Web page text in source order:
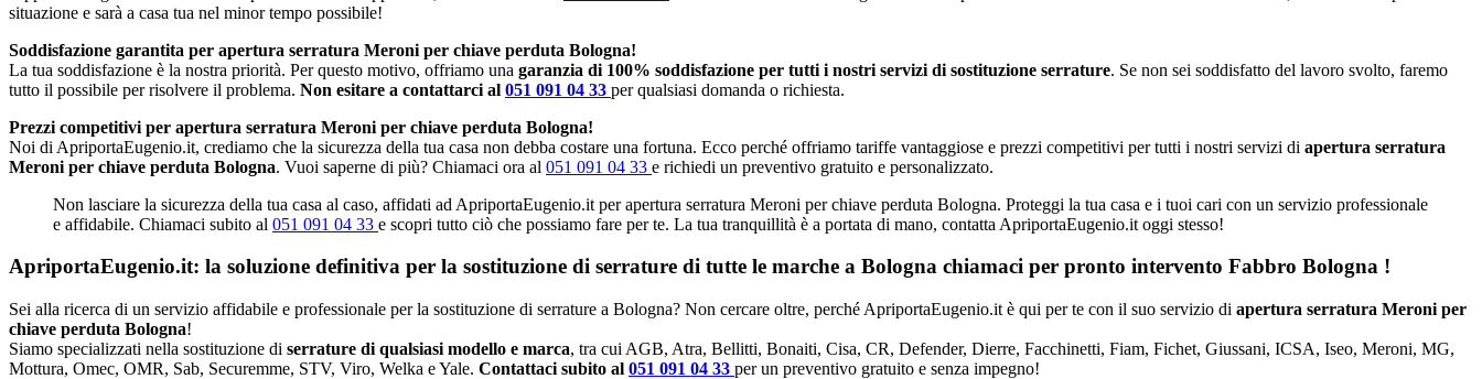
situazione e sarà a casa tua nel minor tempo possibile!
Soddisfazione garantita per apertura serratura Meroni per chiave perduta Bologna!
La tua soddisfazione è la nostra priorità. Per questo motivo, offriamo una garanzia di 100% soddisfazione per tutti i nostri servizi di sostituzione serrature. Se non sei soddisfatto del lavoro svolto, faremo
tutto il possibile per risolvere il problema. Non esitare a contattarci al 051 091 04 33 per qualsiasi domanda o richiesta.
Prezzi competitivi per apertura serratura Meroni per chiave perduta Bologna!
Noi di ApriportaEugenio.it, crediamo che la sicurezza della tua casa non debba costare una fortuna. Ecco perché offriamo tariffe vantaggiose e prezzi competitivi per tutti i nostri servizi di apertura serratura
Meroni per chiave perduta Bologna. Vuoi saperne di più? Chiamaci ora al 051 091 04 33 e richiedi un preventivo gratuito e personalizzato.
Non lasciare la sicurezza della tua casa al caso, affidati ad ApriportaEugenio.it per apertura serratura Meroni per chiave perduta Bologna. Proteggi la tua casa e i tuoi cari con un servizio professionale
e affidabile. Chiamaci subito al 051 091 04 33 e scopri tutto ciò che possiamo fare per te. La tua tranquillità è a portata di mano, contatta ApriportaEugenio.it oggi stesso!
ApriportaEugenio.it: la soluzione definitiva per la sostituzione di serrature di tutte le marche a Bologna chiamaci per pronto intervento Fabbro Bologna !
Sei alla ricerca di un servizio affidabile e professionale per la sostituzione di serrature a Bologna? Non cercare oltre, perché ApriportaEugenio.it è qui per te con il suo servizio di apertura serratura Meroni per
chiave perduta Bologna!
Siamo specializzati nella sostituzione di serrature di qualsiasi modello e marca, tra cui AGB, Atra, Bellitti, Bonaiti, Cisa, CR, Defender, Dierre, Facchinetti, Fiam, Fichet, Giussani, ICSA, Iseo, Meroni, MG,
Mottura, Omec, OMR, Sab, Securemme, STV, Viro, Welka e Yale. Contattaci subito al 051 091 04 33 per un preventivo gratuito e senza impegno!